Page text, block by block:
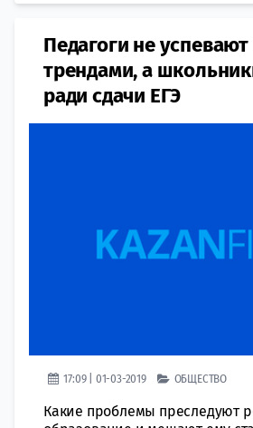
Педагоги не успевают
трендами, а
ради сдачи ЕГЭ
17:09 | 01-03-2019 ОБЩЕСТВО
Какие проблемы преследуют